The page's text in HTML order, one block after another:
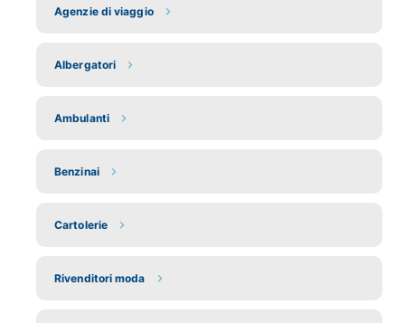
Agenzie di viaggio
Albergatori
Ambulanti
Benzinai
Cartolerie
Rivenditori moda